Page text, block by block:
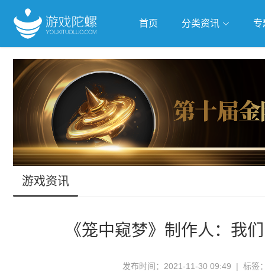
首页 分类资讯
抢滩全球 人工智能 武侠游
跨界Talk
游戏资讯
《笼中窥梦》制作人：我
发布时间：2021-11-30 09:49 | 标签